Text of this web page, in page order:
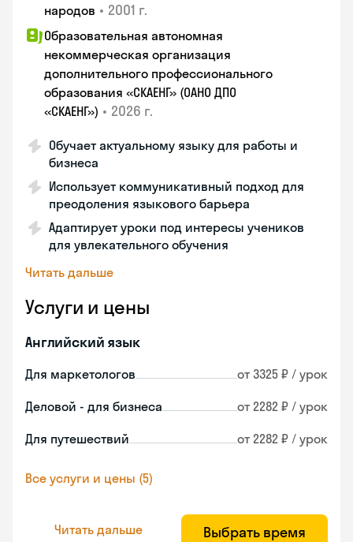
народов • 2001 г.
Образовательная автономная
некоммерческая организация
дополнительного профессионального
образования «СКАЕНГ» (ОАНО ДПО
«СКАЕНГ») • 2026 г.
Обучает актуальному языку для работы и
бизнеса
Использует коммуникативный подход для
преодоления языкового барьера
Адаптирует уроки под интересы учеников
для увлекательного обучения
Читать дальше
Услуги и цены
Английский язык
Для маркетологов от 3325 ₽ / урок
Деловой - для бизнеса от 2282 ₽ / урок
Для путешествий от 2282 ₽ / урок
Все услуги и цены (5)
Читать дальше Выбрать время